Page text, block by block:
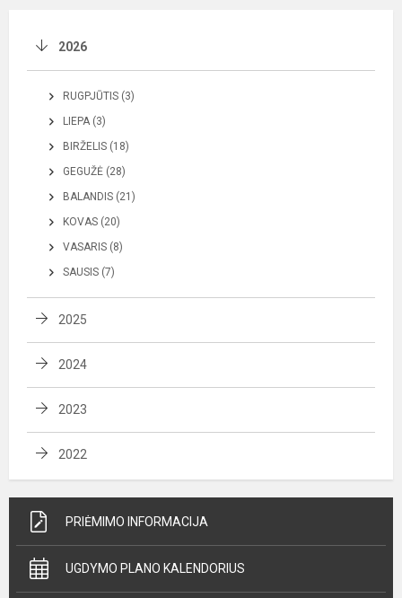
2026
RUGPJŪTIS (3)
LIEPA (3)
BIRŽELIS (18)
GEGUŽĖ (28)
BALANDIS (21)
KOVAS (20)
VASARIS (8)
SAUSIS (7)
2025
2024
2023
2022
PRIĖMIMO INFORMACIJA
UGDYMO PLANO KALENDORIUS